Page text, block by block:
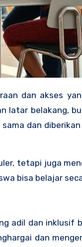
latar belakang,
dan
tetapi juga
bisa belajar
adil dan inklusif
dan